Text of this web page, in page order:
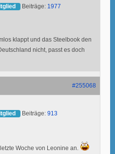
Beiträge: 1977
klappt und das Steelbook den
nicht, passt es doch
#255068
Beiträge: 913
Woche von Leonine an.